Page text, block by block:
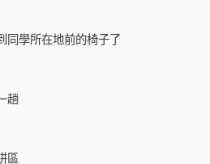
同學所在地前的椅子了
趟
區